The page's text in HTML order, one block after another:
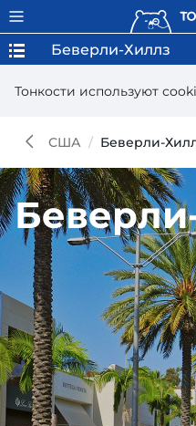
Тонкости используют
Беверли-Хиллз
США Беверли-